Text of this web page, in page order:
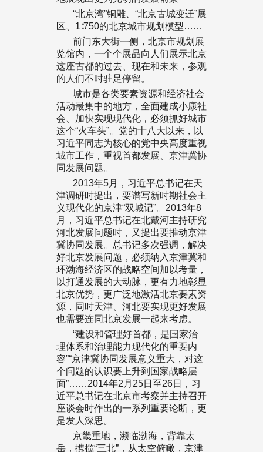
“北京湾”铜雕、“北京古城变迁”展
区、1∶750的北京城市规划模型……
前门东大街一侧，北京市规划展
览馆内，一个个展品向人们展示北京
这座古都的过去、现在和未来，参观
的人们不时驻足停留。
城市是各类要素资源和经济社会
活动最集中的地方，全面建成小康社
会、加快实现现代化，必须抓好城市
这个“火车头”。党的十八大以来，以
习近平同志为核心的党中央高度重视
城市工作，重视首都发展、京津冀协
同发展问题。
2013年5月，习近平总书记在天
津调研时提出，要谱写新时期社会主
义现代化的京津“双城记”。2013年8
月，习近平总书记在北戴河主持研究
河北发展问题时，又提出要推动京津
冀协同发展。总书记多次强调，解决
好北京发展问题，必须纳入京津冀和
环渤海经济区的战略空间加以考量，
以打通发展的大动脉，更有力地彰显
北京优势，更广泛地激活北京要素资
源，同时天津、河北要实现更好发展
也需要连同北京发展一起来考虑。
“建设和管理好首都，是国家治
理体系和治理能力现代化的重要内
容”“京津冀协同发展意义重大，对这
个问题的认识要上升到国家战略层
面”……2014年2月25日至26日，习
近平总书记在北京市考察并主持召开
座谈会时作出的一系列重要论断，更
是发人深思。
京畿重地，濒临渤海，背靠太
岳，携揽“三北”，从太空俯瞰，京津